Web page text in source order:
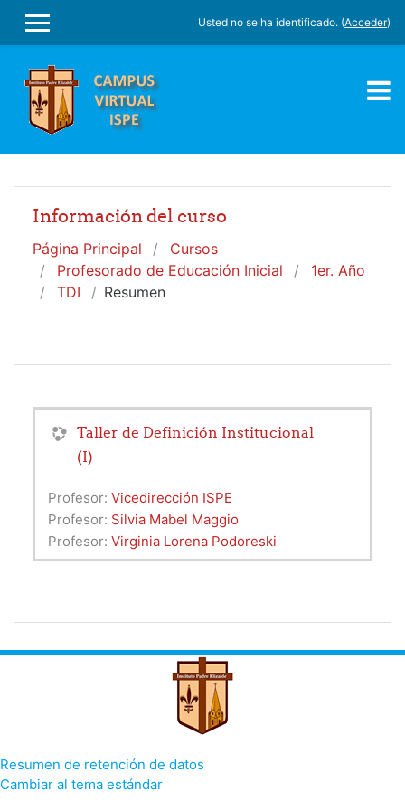
PANEL LATERAL
Usted no se ha identificado. (Acceder)
Información del curso
Página Principal
Cursos
Profesorado de Educación Inicial
1er. Año
TDI
Resumen
Taller de Definición Institucional
(I)
Profesor: Vicedirección ISPE
Profesor: Silvia Mabel Maggio
Profesor: Virginia Lorena Podoreski
Resumen de retención de datos
Cambiar al tema estándar